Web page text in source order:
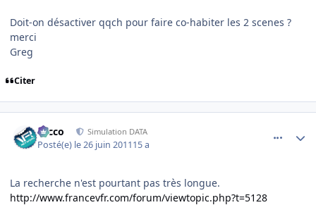
Doit-on désactiver qqch pour faire co-habiter les 2 scenes ?
merci
Greg
Citer
Nicco Simulation DATA
Posté(e) le 26 juin 201115 a
La recherche n'est pourtant pas très longue.
http://www.francevfr.com/forum/viewtopic.php?t=5128